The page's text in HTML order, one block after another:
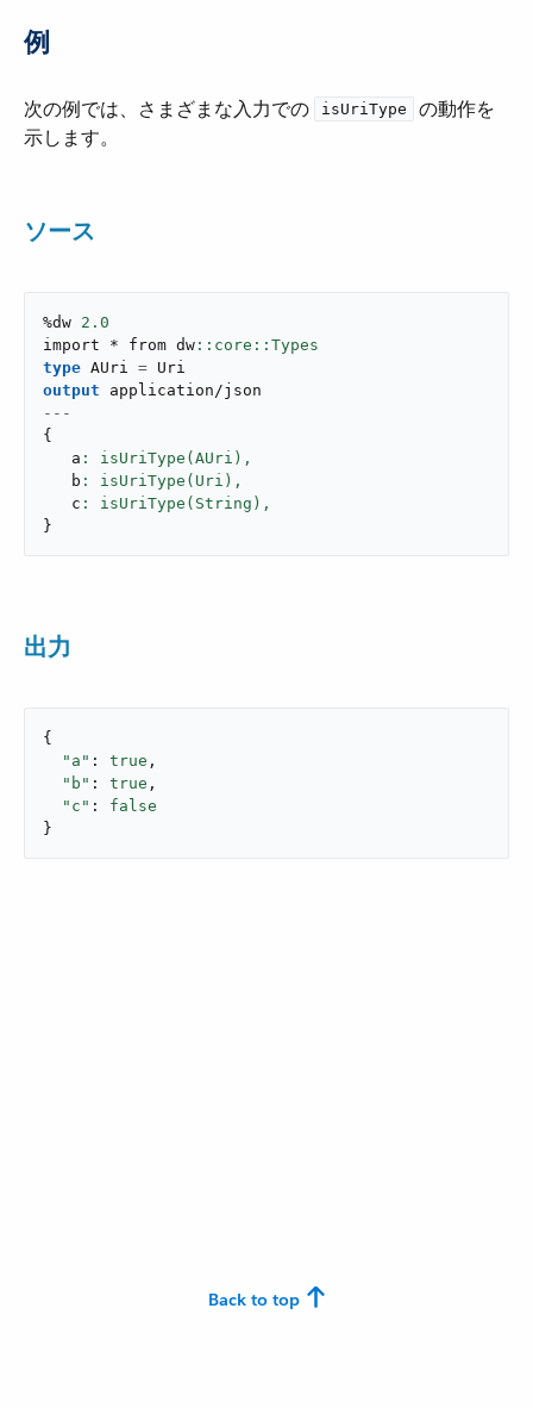
例
次の例では、さまざまな入力での ​ isUriType
​ の動作を
示します。
ソース
%dw 2.0
import * from dw
type AUri =
output
application/json
---
{
   a
: isUriType(AUri),
   b
: isUriType(Uri),
   c
: isUriType(String),
}
出力
{
"a" : true ,
"b" : true ,
"c" : false
}
Back to top